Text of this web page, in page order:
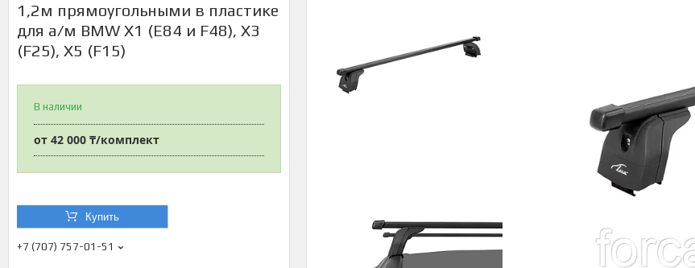
1,2м прямоугольными в пластике
для а/м BMW X1 (E84 и F48), X3
(F25), X5 (F15)
В наличии
от 42 000 ₸/комплект
Купить
+7 (707) 757-01-51